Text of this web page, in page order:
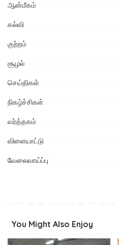
ஆன்மீகம்
கல்வி
குற்றம்
சூழல்
செய்திகள்
நிகழ்ச்சிகள்
வர்த்தகம்
விளையாட்டு
வேலைவாய்ப்பு
You Might Also Enjoy